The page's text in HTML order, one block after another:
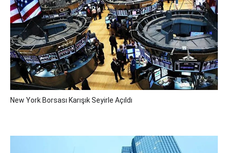
New York Borsası Karışık Seyirle Açıldı